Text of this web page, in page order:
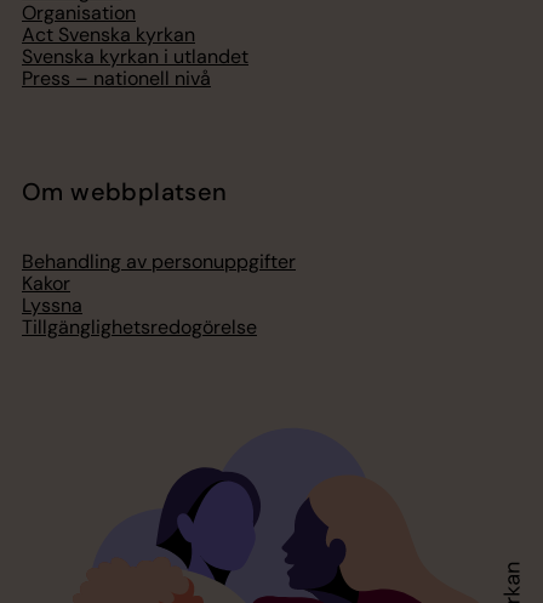
Organisation
Act Svenska kyrkan
Svenska kyrkan i utlandet
Press – nationell nivå
Om webbplatsen
Behandling av personuppgifter
Kakor
Lyssna
Tillgänglighetsredogörelse